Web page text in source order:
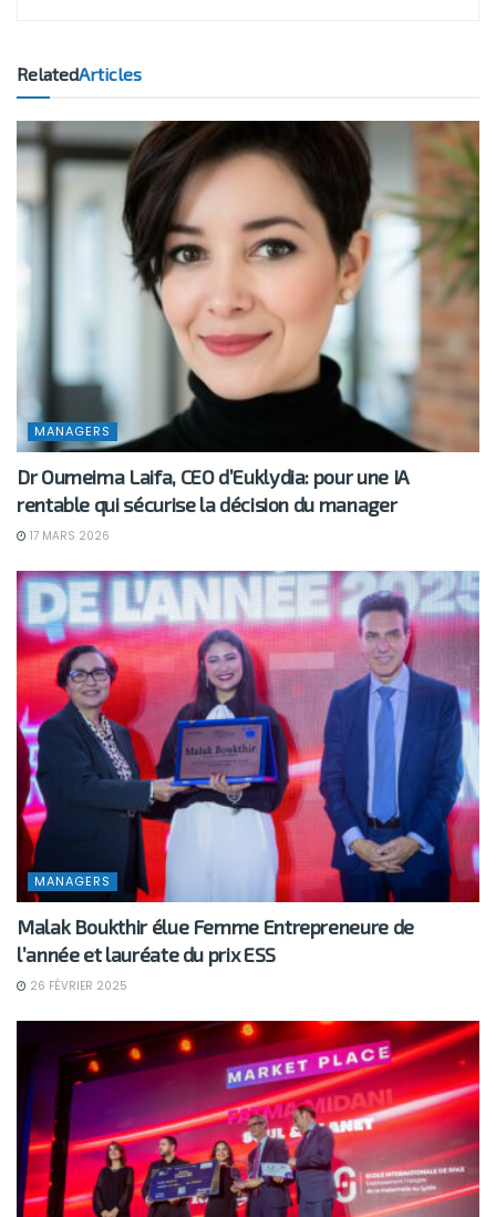
RelatedArticles
MANAGERS
Dr Oumeima Laifa, CEO d’Euklydia: pour une IA
rentable qui sécurise la décision du manager
17 MARS 2026
MANAGERS
Malak Boukthir élue Femme Entrepreneure de
l’année et lauréate du prix ESS
26 FÉVRIER 2025